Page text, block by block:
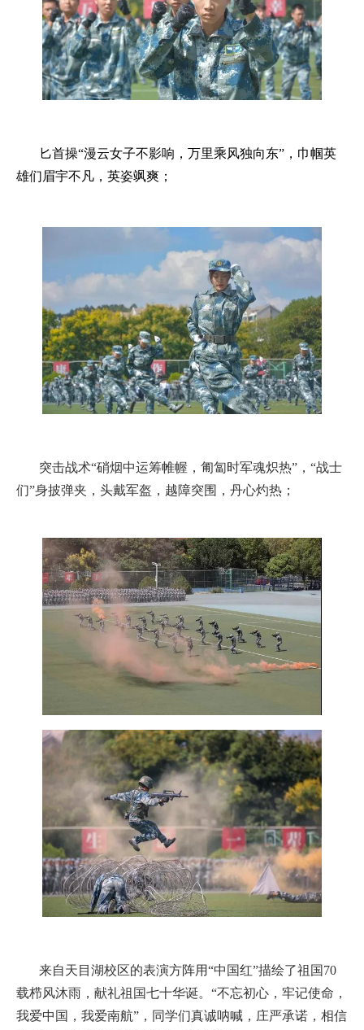
匕首操“漫云女子不影响，万里乘风独向东”，巾帼英
雄们眉宇不凡，英姿飒爽；
突击战术“硝烟中运筹帷幄，匍匐时军魂炽热”，“战士
们”身披弹夹，头戴军盔，越障突围，丹心灼热；
来自天目湖校区的表演方阵用“中国红”描绘了祖国70
载栉风沐雨，献礼祖国七十华诞。“不忘初心，牢记使命，
我爱中国，我爱南航”，同学们真诚呐喊，庄严承诺，相信